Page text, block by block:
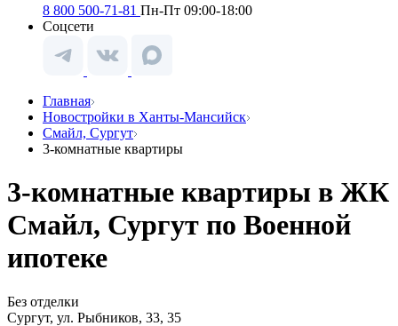
8 800 500-71-81 Пн-Пт 09:00-18:00
Соцсети
Главная
Новостройки в Ханты-Мансийск
Смайл, Сургут
3-комнатные квартиры
3-комнатные квартиры в ЖК
Смайл, Сургут по Военной
ипотеке
Без отделки
Сургут, ул. Рыбников, 33, 35